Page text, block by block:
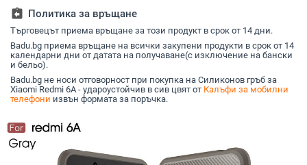
assignment_return Политика за връщане
Търговецът приема връщане за този продукт в срок от 14 дни.
Badu.bg приема връщане на всички закупени продукти в срок от 14
календарни дни от датата на получаване(с изключение на бански
и бельо).
Badu.bg не носи отговорност при покупка на Силиконов гръб за
Xiaomi Redmi 6A - удароустойчив в сив цвят от Калъфи за мобилни
телефони извън формата за поръчка.